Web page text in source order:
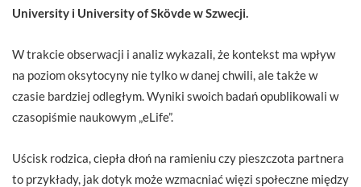
University i University of Skövde w Szwecji.
W trakcie obserwacji i analiz wykazali, że kontekst ma wpływ
na poziom oksytocyny nie tylko w danej chwili, ale także w
czasie bardziej odległym. Wyniki swoich badań opublikowali w
czasopiśmie naukowym „eLife”.
Uścisk rodzica, ciepła dłoń na ramieniu czy pieszczota partnera
to przykłady, jak dotyk może wzmacniać więzi społeczne między